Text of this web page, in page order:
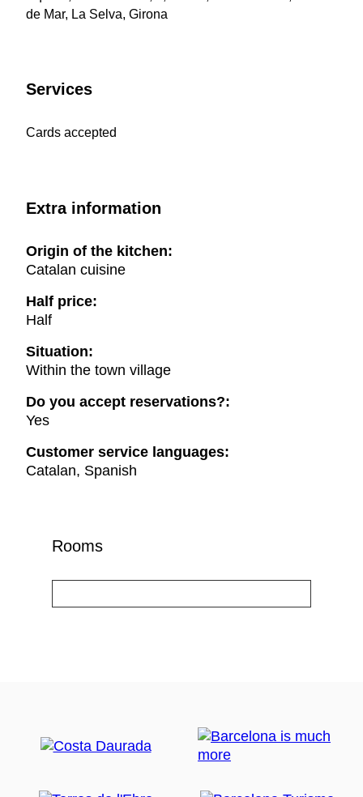
de Mar, La Selva, Girona
Services
Cards accepted
Extra information
Origin of the kitchen:
Catalan cuisine
Half price:
Half
Situation:
Within the town village
Do you accept reservations?:
Yes
Customer service languages:
Catalan, Spanish
Rooms